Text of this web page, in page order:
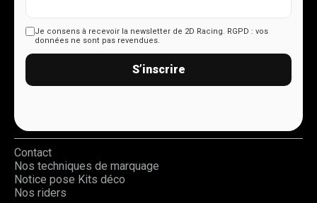
Je consens à recevoir la newsletter de 2D Racing. RGPD : vos
données ne sont pas revendues.
S’inscrire
Contact
Nos techniques de marquage
Notice pose Kits déco
Nos riders